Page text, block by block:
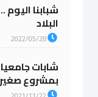
شبابنا
البلاد
2022/05/28
شابات
بمشروع